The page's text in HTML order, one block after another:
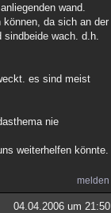
wand.
da sich an der
sindbeide wach. d.h.
es sind meist
nie
weiterhelfen könnte.
melden
04.04.2006 um 21:50